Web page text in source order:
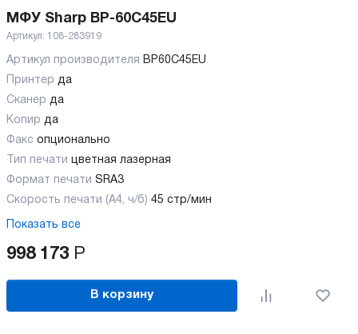
МФУ Sharp BP-60C45EU
Артикул: 108-283919
Артикул производителя BP60C45EU
Принтер да
Сканер да
Копир да
Факс опционально
Тип печати цветная лазерная
Формат печати SRA3
Скорость печати (А4, ч/б) 45 стр/мин
Показать все
998 173 Р
В корзину